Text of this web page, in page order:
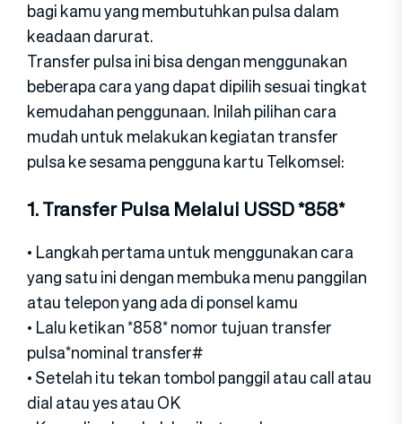
bagi kamu yang membutuhkan pulsa dalam
keadaan darurat.
Transfer pulsa ini bisa dengan menggunakan
beberapa cara yang dapat dipilih sesuai tingkat
kemudahan penggunaan. Inilah pilihan cara
mudah untuk melakukan kegiatan transfer
pulsa ke sesama pengguna kartu Telkomsel:
1. Transfer Pulsa Melalui USSD *858*
• Langkah pertama untuk menggunakan cara
yang satu ini dengan membuka menu panggilan
atau telepon yang ada di ponsel kamu
• Lalu ketikan *858* nomor tujuan transfer
pulsa*nominal transfer#
• Setelah itu tekan tombol panggil atau call atau
dial atau yes atau OK